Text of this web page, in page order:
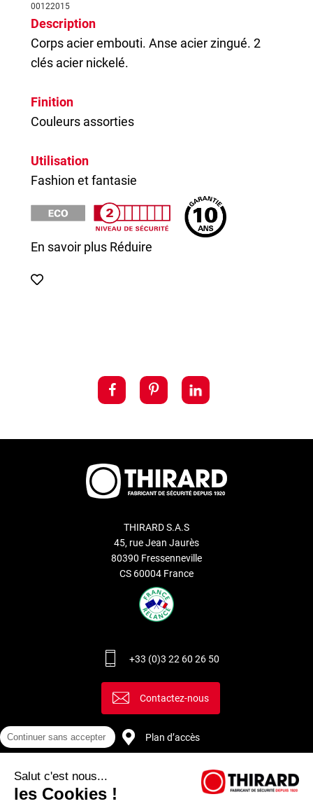
00122015
Description
Corps acier embouti. Anse acier zingué. 2
clés acier nickelé.
Finition
Couleurs assorties
Utilisation
Fashion et fantasie
En savoir plus Réduire
THIRARD S.A.S
45, rue Jean Jaurès
80390 Fressenneville
CS 60004 France
+33 (0)3 22 60 26 50
Contactez-nous
Plan d’accès
Continuer sans accepter
Salut c'est nous...
les Cookies !